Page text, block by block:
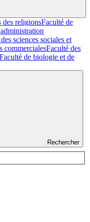
des religionsFaculté de
sciences sociales et
commercialesFaculté des
Faculté de biologie et de
Rechercher